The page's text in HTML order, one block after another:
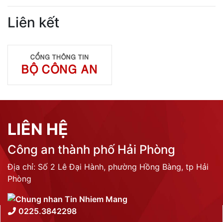
Liên kết
LIÊN HỆ
Công an thành phố Hải Phòng
Địa chỉ: Số 2 Lê Đại Hành, phường Hồng Bàng, tp Hải
Phòng
0225.3842298